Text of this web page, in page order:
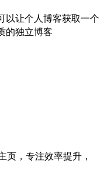
以让个人博客获取一个
的独立博客
页，专注效率提升，